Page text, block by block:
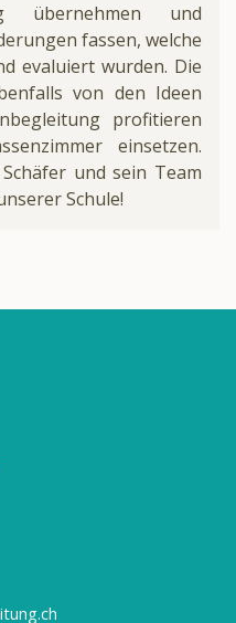
übernehmen und
fassen, welche
evaluiert wurden. Die
von den Ideen
profitieren
einsetzen.
und sein Team
Schule!